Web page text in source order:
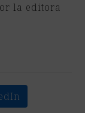
la editora